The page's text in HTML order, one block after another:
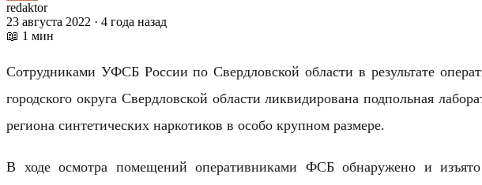
redaktor
23 августа 2022 · 4 года назад
📖 1 мин
Сотрудниками УФСБ России по Свердловской области в результате
городского округа Свердловской области ликвидирована подпольная
региона синтетических наркотиков в особо крупном размере.
В ходе осмотра помещений оперативниками ФСБ обнаружено и изъято